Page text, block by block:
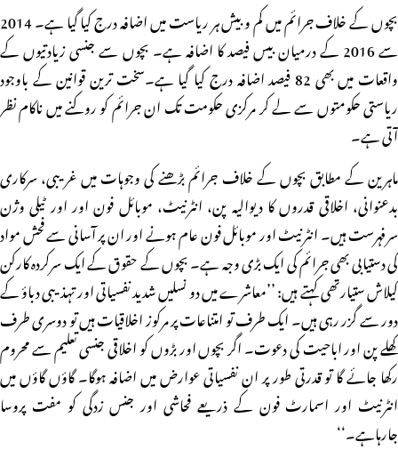
بچوں کے خلاف جرائم میں کم و بیش ہر ریاست میں اضافہ درج کیا گیا ہے۔ 2014
سے 2016 کے درمیان بیس فیصد کا اضافہ ہے۔ بچوں سے جنسی زیادتیوں کے
واقعات میں بھی 82 فیصد اضافہ درج کیا گیا ہے۔سخت ترین قوانین کے باوجود
ریاستی حکومتوں سے لے کر مرکزی حکومت تک ان جرائم کو روکنے میں ناکام نظر
آتی ہے۔
ماہرین کے مطابق بچوں کے خلاف جرائم بڑھنے کی وجوہات میں غریبی، سرکاری
بدعنوانی، اخلاقی قدروں کا دیوالیہ پن، انٹرنیٹ، موبائل فون اور اور ٹیلی وژن
سرفہرست ہیں۔ انٹرنیٹ اور موبائل فون عام ہونے اور ان پر آسانی سے فحش مواد
کی دستیابی بھی جرائم کی ایک بڑی وجہ ہے۔ بچوں کے حقوق کے ایک سرکردہ کارکن
کیلاش ستیارتھی کہتے ہیں: ’’معاشرے میں دو نسلیں شدید نفسیاتی اور تہذیبی دباؤ کے
دور سے گزر رہی ہیں۔ ایک طرف تو امتناعات پر مرکوز اخلاقیات ہیں تو دوسری طرف
کھلے پن اور اباحیت کی دعوت۔ اگر بچوں اور بڑوں کو اخلاقی جنسی تعلیم سے محروم
رکھا جائے گا تو قدرتی طور پر ان نفسیاتی عوارض میں اضافہ ہوگا۔ گاؤں گاؤں میں
انٹرنیٹ اور اسمارٹ فون کے ذریعے فحاشی اور جنس زدگی کو مفت پروسا
جارہاہے۔‘‘